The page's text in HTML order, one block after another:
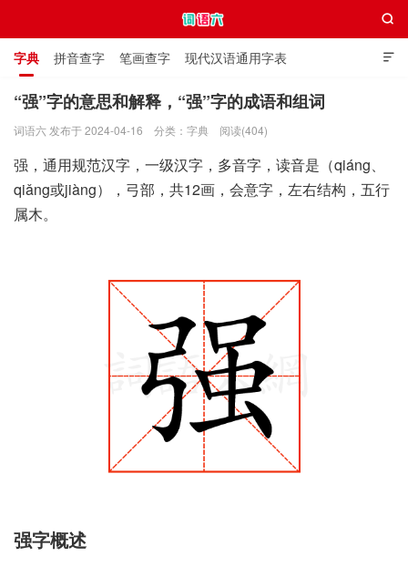

字典 拼音查字 笔画查字 现代汉语通用字表
通用规范汉字表 叠字大全 独体字大全 极简英语词典

“强”字的意思和解释，“强”字的成语和组词
词语六 发布于 2024-04-16 分类： 字典 阅读(404)
强，通用规范汉字，一级汉字，多音字，读音是（qiáng、
qiǎng或jiàng），弓部，共12画，会意字，左右结构，五行
属木。
强字概述